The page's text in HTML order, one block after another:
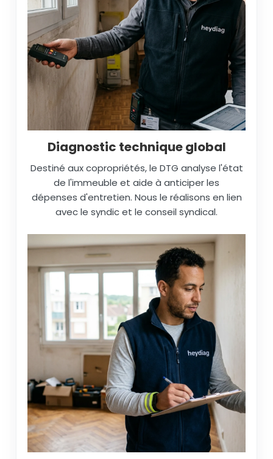
Diagnostic technique global
Destiné aux copropriétés, le DTG analyse l'état
de l'immeuble et aide à anticiper les
dépenses d'entretien. Nous le réalisons en lien
avec le syndic et le conseil syndical.